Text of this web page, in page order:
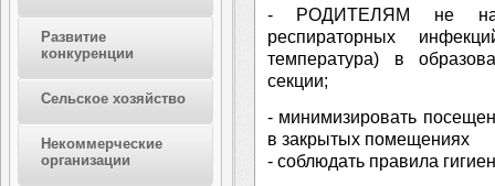
Развитие
конкуренции
Сельское хозяйство
Некоммерческие
организации
- РОДИТЕЛЯМ не
респираторных
температура) в
секции;
- минимизировать
в закрытых помещениях
- соблюдать правила